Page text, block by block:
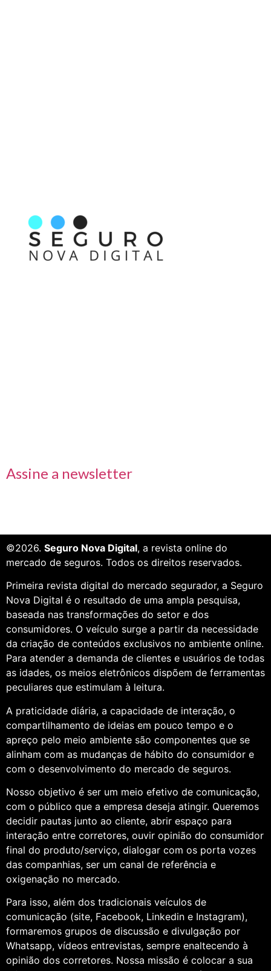
Assine a newsletter
©2026. Seguro Nova Digital, a revista online do
mercado de seguros. Todos os direitos reservados.
Primeira revista digital do mercado segurador, a Seguro
Nova Digital é o resultado de uma ampla pesquisa,
baseada nas transformações do setor e dos
consumidores. O veículo surge a partir da necessidade
da criação de conteúdos exclusivos no ambiente online.
Para atender a demanda de clientes e usuários de todas
as idades, os meios eletrônicos dispõem de ferramentas
peculiares que estimulam à leitura.
A praticidade diária, a capacidade de interação, o
compartilhamento de ideias em pouco tempo e o
apreço pelo meio ambiente são componentes que se
alinham com as mudanças de hábito do consumidor e
com o desenvolvimento do mercado de seguros.
Nosso objetivo é ser um meio efetivo de comunicação,
com o público que a empresa deseja atingir. Queremos
decidir pautas junto ao cliente, abrir espaço para
interação entre corretores, ouvir opinião do consumidor
final do produto/serviço, dialogar com os porta vozes
das companhias, ser um canal de referência e
oxigenação no mercado.
Para isso, além dos tradicionais veículos de
comunicação (site, Facebook, Linkedin e Instagram),
formaremos grupos de discussão e divulgação por
Whatsapp, vídeos entrevistas, sempre enaltecendo à
opinião dos corretores. Nossa missão é colocar a sua